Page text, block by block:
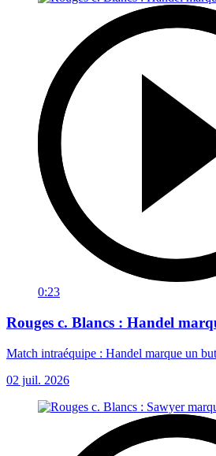
0:23
Rouges c. Blancs : Handel
Match intraéquipe : Handel marque un
02 juil. 2026